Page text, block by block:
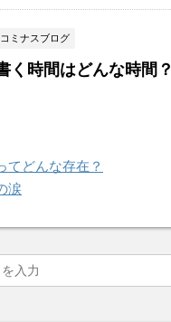
コミナスブログ
く時間はどんな時間？
てどんな存在？
涙